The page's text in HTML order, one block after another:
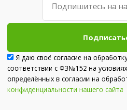
Я даю своё согласие на
соответствии с ФЗ№152 на
определённых в согласии на
конфиденциальности нашего сайта